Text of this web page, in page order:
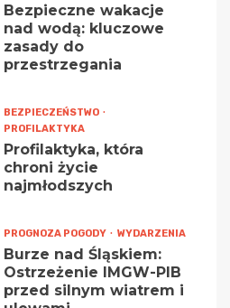
Bezpieczne wakacje
nad wodą: kluczowe
zasady do
przestrzegania
BEZPIECZEŃSTWO
PROFILAKTYKA
Profilaktyka, która
chroni życie
najmłodszych
PROGNOZA POGODY WYDARZENIA
Burze nad Śląskiem:
Ostrzeżenie IMGW-PIB
przed silnym wiatrem i